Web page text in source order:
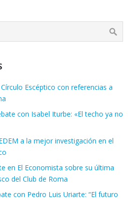
Escéptico con referencias a
con Isabel Iturbe: «El techo ya no
a la mejor investigación en el
en El Economista sobre su última
del Club de Roma
con Pedro Luis Uriarte: “El futuro